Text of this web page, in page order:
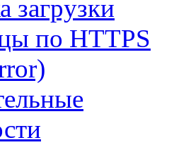
загрузки
по HTTPS